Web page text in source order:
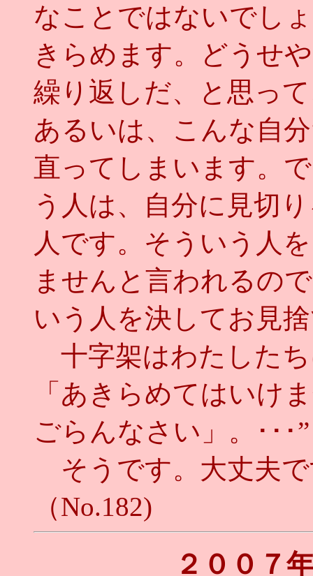
なことではないでし
きらめます。どうせ
繰り返しだ、と思っ
あるいは、こんな自
直ってしまいます。
う人は、自分に見切
人です。そういう人
ませんと言われるの
いう人を決してお見
十字架はわたした
「あきらめてはいけ
ごらんなさい」。･･･”
そうです。大丈夫
（No.182)
２００